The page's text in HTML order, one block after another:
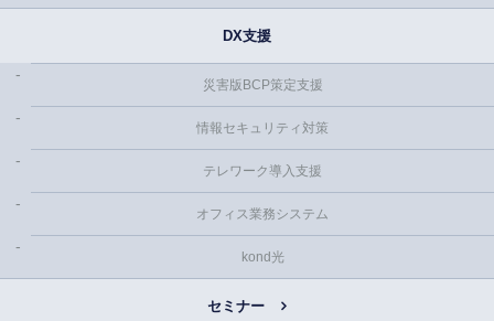
DX支援
災害版BCP策定支援
情報セキュリティ対策
テレワーク導入支援
オフィス業務システム
kond光
セミナー